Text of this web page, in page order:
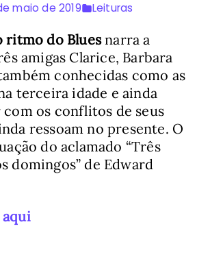
maio de 2019 Leituras
ritmo do Bluesnarra a
amigas Clarice, Barbara
conhecidas como as
terceira idade e ainda
os conflitos de seus
ressoam no presente. O
do aclamado “Três
domingos” de Edward